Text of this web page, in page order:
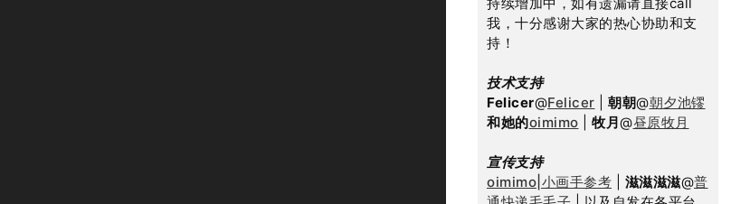
我，十分感谢大家的热心协助和支
持！
技术支持
Felicer@Felicer 朝朝@朝夕池镠
和她的oimimo 牧月@昼原牧月
宣传支持
oimimo|小画手参考
滋滋滋滋@普